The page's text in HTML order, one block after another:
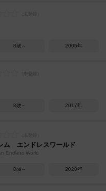
8歳～ 2005年
8歳～ 2017年
ム エンドレスワールド
Endless World
8歳～ 2020年